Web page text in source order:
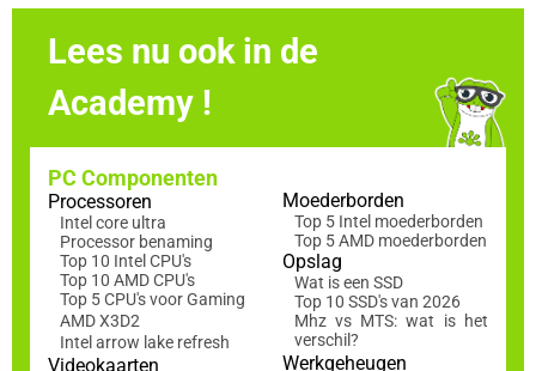
Lees nu ook in de
Academy !
PC Componenten
Processoren
Intel core ultra
Processor benaming
Top 10 Intel CPU's
Top 10 AMD CPU's
Top 5 CPU's voor Gaming
AMD X3D2
Intel arrow lake refresh
Videokaarten
Moederborden
Top 5 Intel moederborden
Top 5 AMD moederborden
Opslag
Wat is een SSD
Top 10 SSD's van 2026
Mhz vs MTS: wat is het
verschil?
Werkgeheugen